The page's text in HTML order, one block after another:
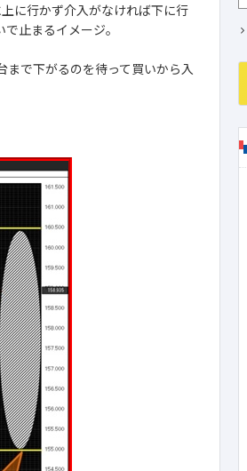
に行かず介入がなければ下に行
止まるイメージ。
で下がるのを待って買いから入